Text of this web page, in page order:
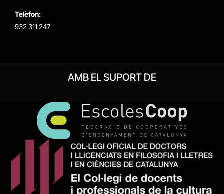
Telèfon:
932 311 247
AMB EL SUPORT DE